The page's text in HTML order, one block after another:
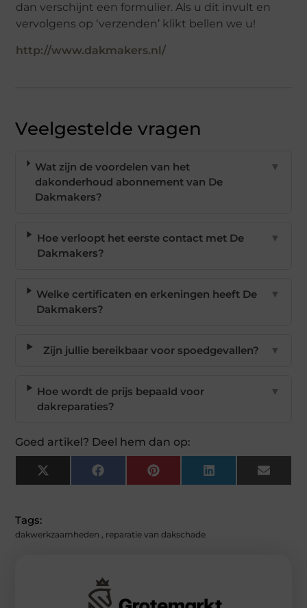
dan verschijnt een formulier. Als u dit invult en
vervolgens op ‘verzenden’ klikt bellen we u!
http://www.dakmakers.nl/
Veelgestelde vragen
Wat zijn de voordelen van het
dakonderhoud abonnement van De
Dakmakers?
▼
Hoe verloopt het eerste contact met De
Dakmakers?
▼
Welke certificaten en erkeningen heeft De
Dakmakers?
▼
Zijn jullie bereikbaar voor spoedgevallen? ▼
Hoe wordt de prijs bepaald voor
dakreparaties?
▼
Goed artikel? Deel hem dan op:
X
(Twitter)
FacebookPinterest LinkedIn Email
Tags:
dakwerkzaamheden , reparatie van dakschade